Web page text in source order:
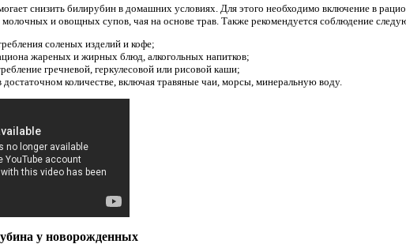
снизить билирубин в домашних условиях. Для этого необходимо включение в
молочных и овощных супов, чая на основе трав. Также рекомендуется соблюдение
соленых изделий и кофе;
жареных и жирных блюд, алкогольных напитков;
гречневой, геркулесовой или рисовой каши;
достаточном количестве, включая травяные чаи, морсы, минеральную воду.
у новорожденных